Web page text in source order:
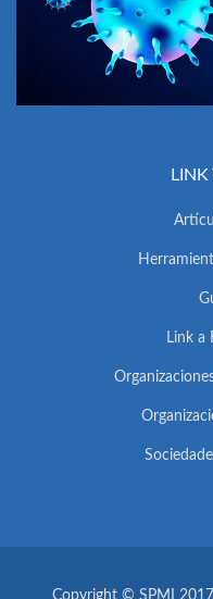
LINK
Link a
Copyright © SPMI